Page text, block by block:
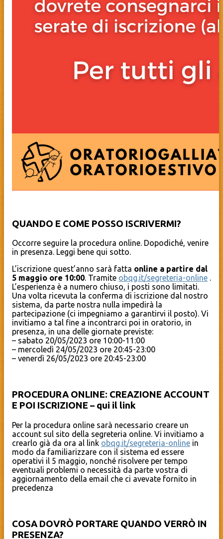
QUANDO E COME POSSO ISCRIVERMI?
Occorre seguire la procedura online. Dopodiché, venire
in presenza. Leggi bene qui sotto.
L’iscrizione quest’anno sarà fatta online a partire dal
5 maggio ore 10:00. Tramite obqg.it/segreteria-online .
L’esperienza è a numero chiuso, i posti sono limitati.
Una volta ricevuta la conferma di iscrizione dal nostro
sistema, da parte nostra nulla impedirà la
partecipazione (ci impegniamo a garantirvi il posto). Vi
invitiamo a tal fine a incontrarci poi in oratorio, in
presenza, in una delle giornate previste:
– sabato 20/05/2023 ore 10:00-11:00
– mercoledì 24/05/2023 ore 20:45-23:00
– venerdì 26/05/2023 ore 20:45-23:00
PROCEDURA ONLINE: CREAZIONE ACCOUNT
E POI ISCRIZIONE – qui il link
Per la procedura online sarà necessario creare un
account sul sito della segreteria online. Vi invitiamo a
crearlo già da ora al link obqg.it/segreteria-online in
modo da familiarizzare con il sistema ed essere
operativi il 5 maggio, nonché risolvere per tempo
eventuali problemi o necessità da parte vostra di
aggiornamento della email che ci avevate fornito in
precedenza
COSA DOVRÒ PORTARE QUANDO VERRÒ IN
PRESENZA?